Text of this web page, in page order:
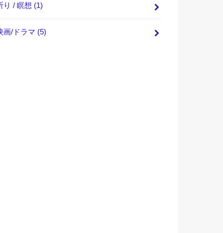
り / 瞑想 (1)
画/ドラマ (5)